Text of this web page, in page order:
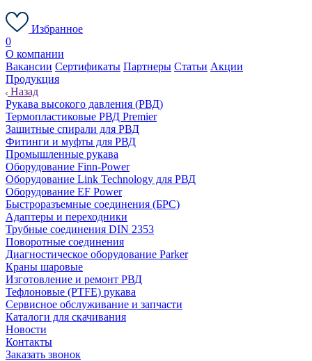
Избранное
0
О компании
Вакансии Сертификаты Партнеры Статьи Акции
Продукция
Назад
Рукава высокого давления (РВД)
Термопластиковые РВД Premier
Защитные спирали для РВД
Фитинги и муфты для РВД
Промышленные рукава
Оборудование Finn-Power
Оборудование Link Technology для РВД
Оборудование EF Power
Быстроразъемные соединения (БРС)
Адаптеры и переходники
Трубные соединения DIN 2353
Поворотные соединения
Диагностическое оборудование Parker
Краны шаровые
Изготовление и ремонт РВД
Тефлоновые (PTFE) рукава
Сервисное обслуживание и запчасти
Каталоги для скачивания
Новости
Контакты
Заказать звонок